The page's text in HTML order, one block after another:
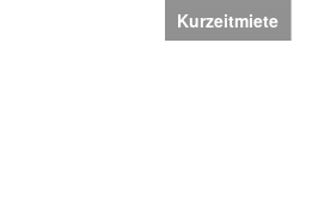
Kurzeitmiete